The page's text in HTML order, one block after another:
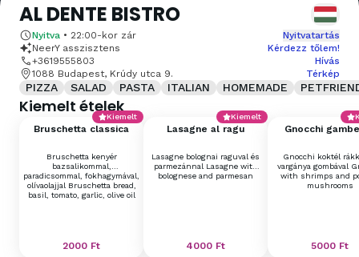
AL DENTE BISTRO
Nyitva • 22:00-kor zár
Nyitvatartás
NeerY asszisztens
Kérdezz tőlem!
+3619555803
Hívás
1088 Budapest, Krúdy utca 9.
Térkép
PIZZA SALAD PASTA ITALIAN HOMEMADE
Kiemelt ételek
Kiemelt
Bruschetta classica
Bruschetta kenyér
bazsalikommal,
paradicsommal, fokhagymával,
olívaolajjal Bruschetta bread,
basil, tomato, garlic, olive oil
2000 Ft
Kiemelt
Lasagne al ragu
Lasagne bolognai raguval és
parmezánnal Lasagne with
bolognese and parmesan
4000 Ft
Gnocchi
Gnocchi koktél
vargánya gombával
with shrimps and
mushrooms
5000 Ft